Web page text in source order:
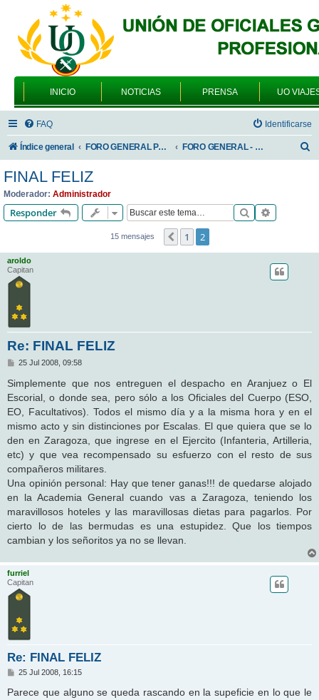
INICIO NOTICIAS PRENSA UO
FAQ Identificarse
Índice general FORO GENERAL PARA TODOS LOS USUARIOS FORO GENERAL - ACADEMIAS DE FORMACIÓN
FINAL FELIZ
Moderador: Administrador
Responder Buscar
15 mensajes Anterior
1 2
aroldo
Capitan
Re: FINAL FELIZ
M
n
s
a
j
e
25 Jul 2008, 09:58
Simplemente que nos entreguen el despacho en Aranjuez o El
Escorial, o donde sea, pero sólo a los Oficiales del Cuerpo (ESO,
EO, Facultativos). Todos el mismo día y a la misma hora y en el
mismo acto y sin distinciones por Escalas. El que quiera que se lo
den en Zaragoza, que ingrese en el Ejercito (Infanteria, Artilleria,
etc) y que vea recompensado su esfuerzo con el resto de sus
compañeros militares.
Una opinión personal: Hay que tener ganas!!! de quedarse alojado
en la Academia General cuando vas a Zaragoza, teniendo los
maravillosos hoteles y las maravillosas dietas para pagarlos. Por
cierto lo de las bermudas es una estupidez. Que los tiempos
cambian y los señoritos ya no se llevan.
furriel
Capitan
Re: FINAL FELIZ
M
n
25 Jul 2008, 16:15
Parece que alguno se queda rascando en la supeficie en lo que le